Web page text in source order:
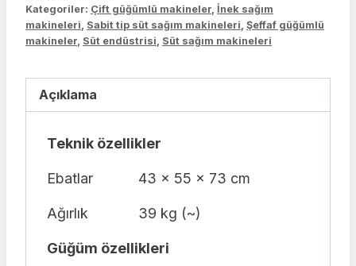
Kategoriler: Çift güğümlü makineler, İnek sağım
makineleri, Sabit tip süt sağım makineleri, Şeffaf güğümlü
makineler, Süt endüstrisi, Süt sağım makineleri
Açıklama
Teknik özellikler
Ebatlar 43 x 55 x 73 cm
Ağırlık 39 kg (~)
Güğüm özellikleri